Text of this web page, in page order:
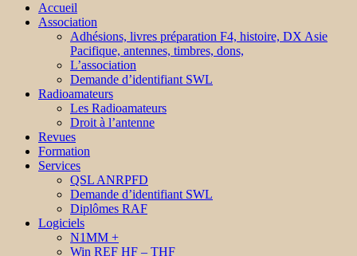
Accueil
Association
Adhésions, livres préparation F4, histoire, DX Asie
Pacifique, antennes, timbres, dons,
L’association
Demande d’identifiant SWL
Radioamateurs
Les Radioamateurs
Droit à l’antenne
Revues
Formation
Services
QSL ANRPFD
Demande d’identifiant SWL
Diplômes RAF
Logiciels
N1MM +
Win REF HF – THF